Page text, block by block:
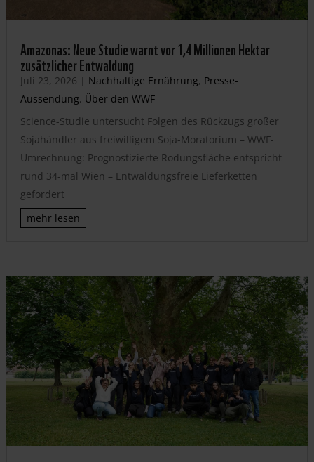
Amazonas: Neue Studie warnt vor 1,4 Millionen Hektar
zusätzlicher Entwaldung
Juli 23, 2026 | Nachhaltige Ernährung, Presse-
Aussendung, Über den WWF
Science-Studie untersucht Folgen des Rückzugs großer
Sojahändler aus freiwilligem Soja-Moratorium – WWF-
Umrechnung: Prognostizierte Rodungsfläche entspricht
rund 34-mal Wien – Entwaldungsfreie Lieferketten
gefordert
mehr lesen